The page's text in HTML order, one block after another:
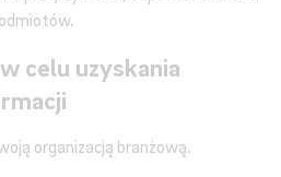
celu uzyskania
organizacją branżową.